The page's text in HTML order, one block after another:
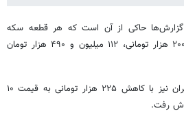
گزارش‌ها حاکی از آن است که هر قطعه سکه
امامی با کاهش یک میلیون و ۲۰۰ هزار تومانی، ۱۱۲ میلیون و ۴۹۰ هزار تومان
هر گرم طلای ۱۸عیار در بازار تهران نیز با کاهش ۲۲۵ هزار تومانی به قیمت ۱۰